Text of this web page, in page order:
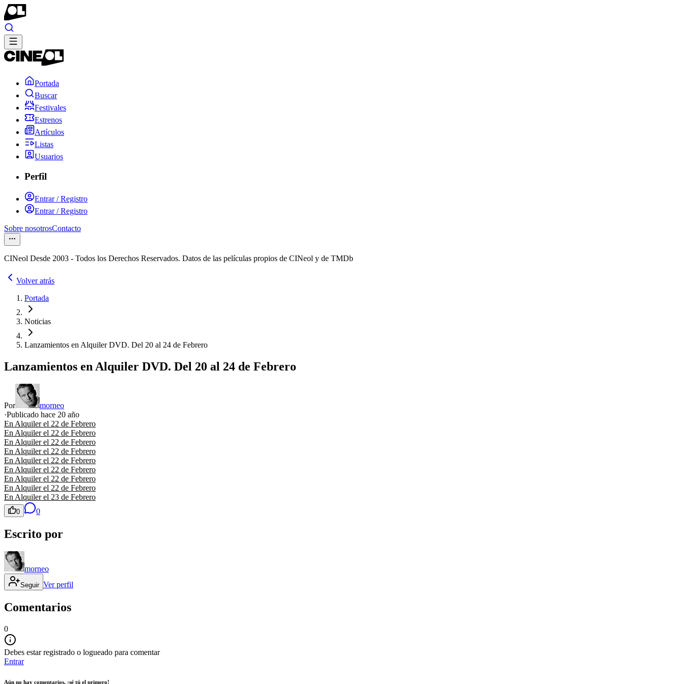
Portada
Buscar
Festivales
Estrenos
Artículos
Listas
Usuarios
Perfil
Entrar / Registro
Entrar / Registro
Sobre nosotrosContacto
CINeol Desde 2003 - Todos los Derechos Reservados. Datos de las películas propios de CINeol y de TMDb
Volver atrás
Portada
Noticias
Lanzamientos en Alquiler DVD. Del 20 al 24 de Febrero
Lanzamientos en Alquiler DVD. Del 20 al 24 de Febrero
Por
morneo
·Publicado hace 20 año
En Alquiler el 22 de Febrero
En Alquiler el 22 de Febrero
En Alquiler el 22 de Febrero
En Alquiler el 22 de Febrero
En Alquiler el 22 de Febrero
En Alquiler el 22 de Febrero
En Alquiler el 22 de Febrero
En Alquiler el 22 de Febrero
En Alquiler el 23 de Febrero
0 0
Escrito por
morneo
Seguir Ver perfil
Comentarios
0
Debes estar registrado o logueado para comentar
Entrar
Aún no hay comentarios, ¡sé tú el primero!